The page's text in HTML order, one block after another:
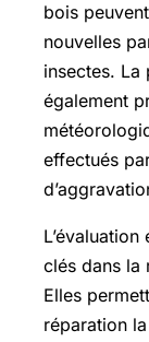
bois
nouvelles
insectes.
également
effectués
clés dans la
Elles
réparation